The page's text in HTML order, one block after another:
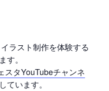
ラスト制作を体験する
す。
スタYouTubeチャンネ
ています。